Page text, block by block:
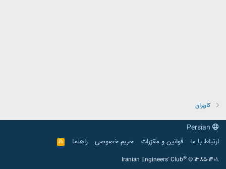
کاربران
ارتباط با ما
قوانین و مقرّرات حریم خصوصی راهنما
R
S
Iranian Engineers' Club® © 1385-1401.